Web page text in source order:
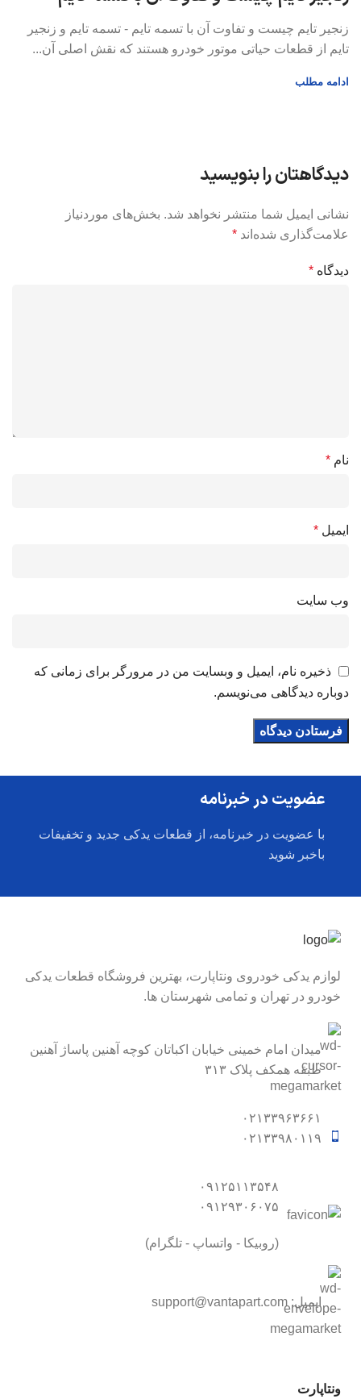
زنجیر تایم چیست و تفاوت آن با تسمه تایم - تسمه تایم و زنجیر
تایم از قطعات حیاتی موتور خودرو هستند که نقش اصلی آن‌...
ادامه مطلب
دیدگاهتان را بنویسید
نشانی ایمیل شما منتشر نخواهد شد. بخش‌های موردنیاز
علامت‌گذاری شده‌اند *
دیدگاه *
نام *
ایمیل *
وب‌ سایت
ذخیره نام، ایمیل و وبسایت من در مرورگر برای زمانی که
دوباره دیدگاهی می‌نویسم.
عضویت در خبرنامه
با عضویت در خبرنامه، از قطعات یدکی جدید و تخفیفات
باخبر شوید
لوازم یدکی خودروی ونتاپارت، بهترین فروشگاه قطعات یدکی
خودرو در تهران و تمامی شهرستان ها.
میدان امام خمینی خیابان اکباتان کوچه آهنین پاساژ آهنین
طبقه همکف پلاک ۳۱۳
۰۲۱۳۳۹۶۳۶۶۱
۰۲۱۳۳۹۸۰۱۱۹
۰۹۱۲۵۱۱۳۵۴۸
۰۹۱۲۹۳۰۶۰۷۵
(روبیکا - واتساپ - تلگرام)
ایمیل: support@vantapart.com
ونتاپارت